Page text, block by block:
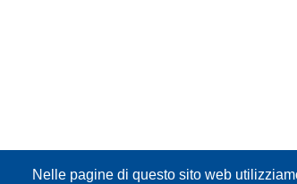
Nelle pagine di questo sito web